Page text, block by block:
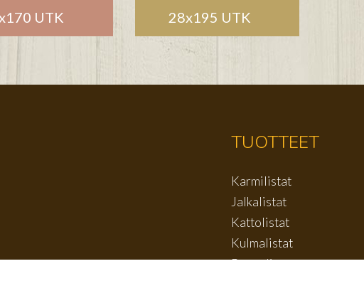
UTK 28x195 UTK
TUOTTEET
Karmilistat
Jalkalistat
Kattolistat
Kulmalistat
Paneelit